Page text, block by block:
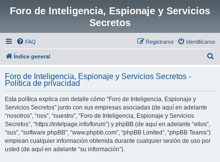
Foro de Inteligencia, Espionaje y Servicios
Secretos
FAQ Identificarse
Registrarse
Índice general
c
Foro de Inteligencia, Espionaje y Servicios Secretos -
Política de privacidad
Esta política explica con detalle cómo “Foro de Inteligencia, Espionaje y
Servicios Secretos” junto con sus empresas asociadas (de aquí en adelante
“nosotros”, “nos”, “nuestro”, “Foro de Inteligencia, Espionaje y Servicios
Secretos”, “https://intelpage.info/forum”) y phpBB (de aquí en adelante “ellos”,
“sus”, “software phpBB”, “www.phpbb.com”, “phpBB Limited”, “phpBB Teams”)
emplean cualquier información obtenida durante cualquier sesión de uso por
usted (de aquí en adelante “su información”).